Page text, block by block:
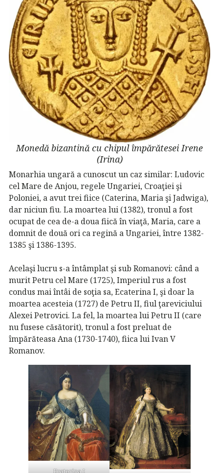
Monedă bizantină cu chipul împărătesei Irene
(Irina)
Monarhia ungară a cunoscut un caz similar: Ludovic
cel Mare de Anjou, regele Ungariei, Croaţiei şi
Poloniei, a avut trei fiice (Caterina, Maria şi Jadwiga),
dar niciun fiu. La moartea lui (1382), tronul a fost
ocupat de cea de-a doua fiică în viaţă, Maria, care a
domnit de două ori ca regină a Ungariei, între 1382-
1385 şi 1386-1395.
Acelaşi lucru s-a întâmplat şi sub Romanovi: când a
murit Petru cel Mare (1725), Imperiul rus a fost
condus mai întâi de soţia sa, Ecaterina I, şi doar la
moartea acesteia (1727) de Petru II, fiul ţareviciului
Alexei Petrovici. La fel, la moartea lui Petru II (care
nu fusese căsătorit), tronul a fost preluat de
împărăteasa Ana (1730-1740), fiica lui Ivan V
Romanov.